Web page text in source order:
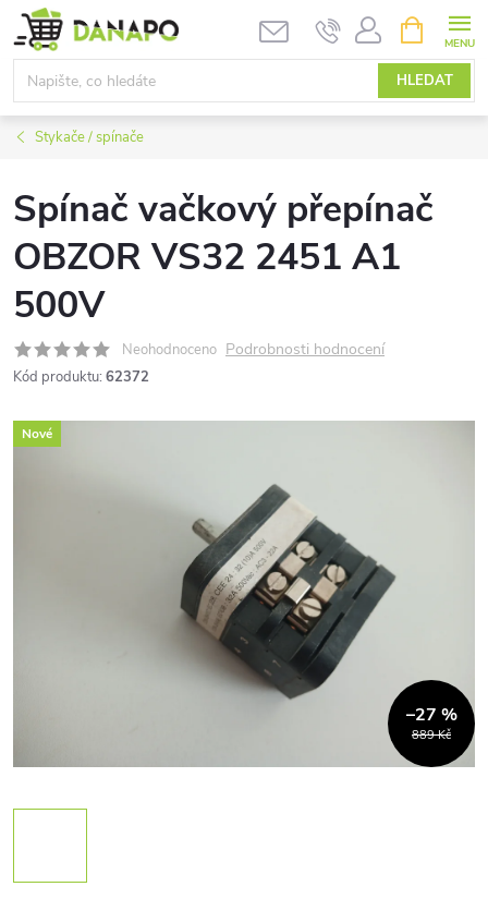
Přejít
na
obsah
HLEDAT
NÁKUPNÍ
KOŠÍK
Stykače / spínače
Spínač vačkový přepínač
OBZOR VS32 2451 A1
500V
Neohodnoceno Podrobnosti hodnocení
Kód produktu: 62372
Nové
889 Kč
–27 %